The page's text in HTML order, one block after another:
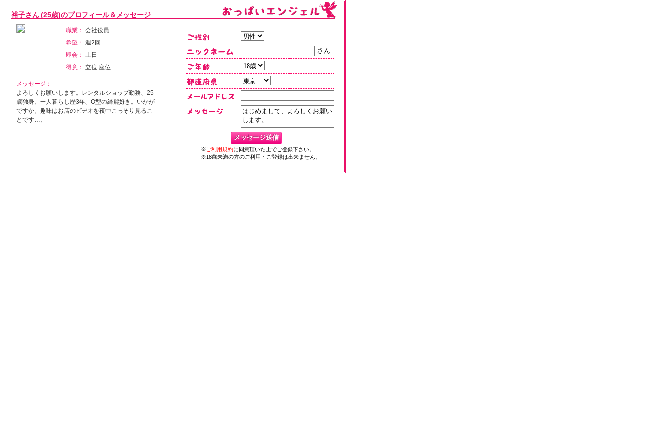
裕子さん (25歳)のプロフィール＆メッセージ
職業：
会社役員
希望：
週2回
即会：
土日
得意：
立位 座位
メッセージ：
よろしくお願いします。レンタルショップ勤務、25
歳独身、一人暮らし歴3年、O型の綺麗好き。いかが
ですか。趣味はお店のビデオを夜中こっそり見るこ
とです…。